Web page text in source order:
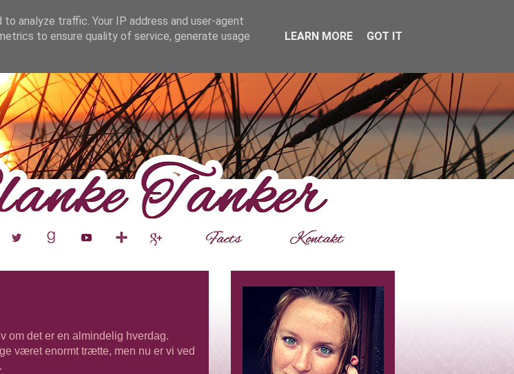
om det er en almindelig hverdag.
været enormt trætte, men nu er vi ved
analyze traffic. Your IP address and user-agent
to ensure quality of service, generate usage
LEARN MORE GOT IT